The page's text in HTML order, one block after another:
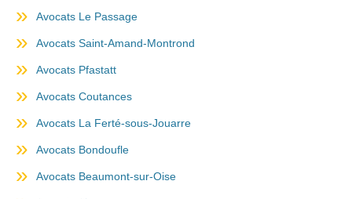
Avocats Le Passage
Avocats Saint-Amand-Montrond
Avocats Pfastatt
Avocats Coutances
Avocats La Ferté-sous-Jouarre
Avocats Bondoufle
Avocats Beaumont-sur-Oise